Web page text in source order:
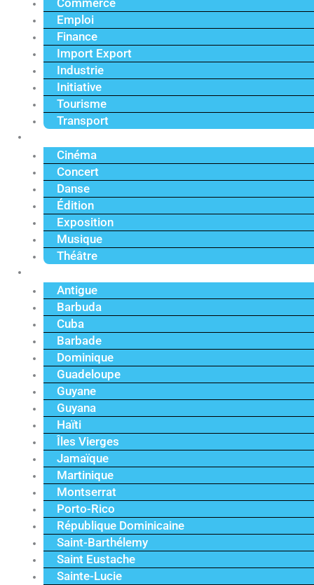
Commerce
Emploi
Finance
Import Export
Industrie
Initiative
Tourisme
Transport
Cinéma
Concert
Danse
Édition
Exposition
Musique
Théâtre
Antigue
Barbuda
Cuba
Barbade
Dominique
Guadeloupe
Guyane
Guyana
Haïti
Îles Vierges
Jamaïque
Martinique
Montserrat
Porto-Rico
République Dominicaine
Saint-Barthélemy
Saint Eustache
Sainte-Lucie